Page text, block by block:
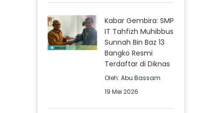
Kabar Gembira: SMP
IT Tahfizh Muhibbus
Sunnah Bin Baz 13
Bangko Resmi
Terdaftar di Diknas
Oleh: Abu Bassam
19 Mei 2026